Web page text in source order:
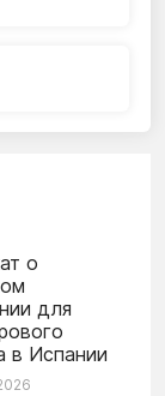
о
для
в Испании